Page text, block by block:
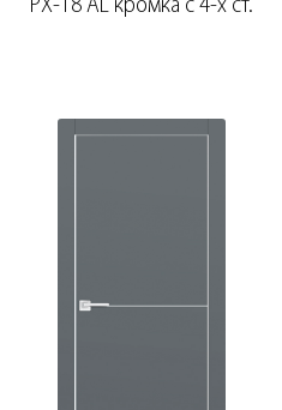
PX-18 AL кромка с 4-х ст.